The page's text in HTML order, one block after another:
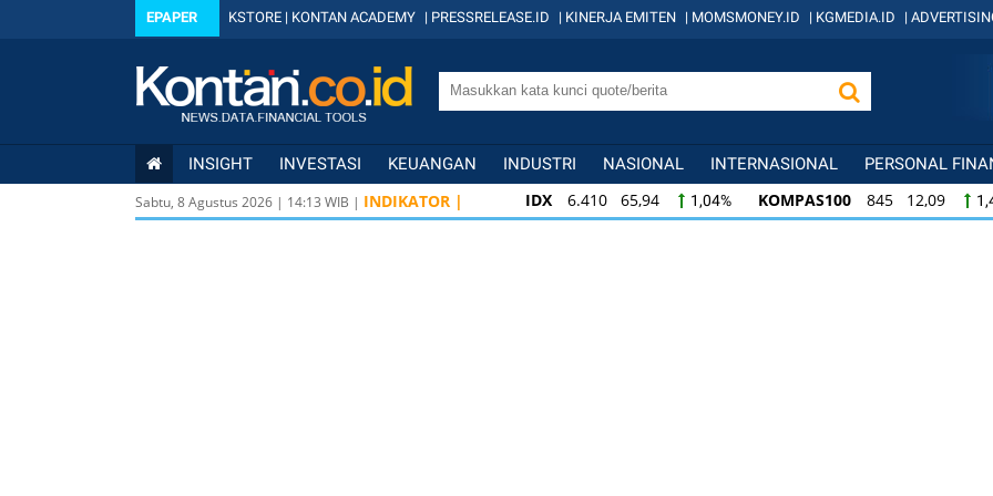
EPAPER KSTORE | KONTAN ACADEMY | PRESSRELEASE.ID | KINERJA EMITEN | MOMSMONEY.ID | KGMEDIA.ID |
INSIGHT INVESTASI KEUANGAN INDUSTRI NASIONAL INTERNASIONAL PERSONAL
Sabtu, 8 Agustus 2026 | 14:13 WIB | INDIKATOR | IDX 6.410 65,94 1,04% KOMPAS100 845 12,09
KOMPAS100
845 12,09 1,45% LQ45 640 9,44